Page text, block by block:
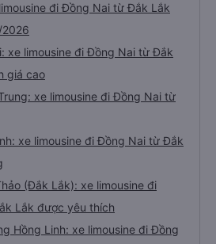
đi Đồng Nai từ Đắk Lắk
xe limousine đi Đồng Nai từ Đắk
giá cao
xe limousine đi Đồng Nai từ
xe limousine đi Đồng Nai từ Đắk
(Đắk Lắk): xe limousine đi
Lắk được yêu thích
Hồng Linh: xe limousine đi Đồng